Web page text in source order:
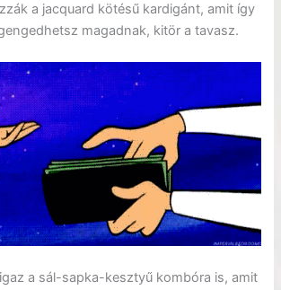
a jacquard kötésű kardigánt, amit így
magadnak, kitör a tavasz.
a sál-sapka-kesztyű kombóra is, amit